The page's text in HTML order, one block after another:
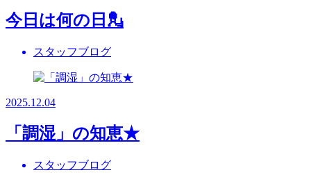
今日は何の日💂
スタッフブログ
2025.12.04
「調湿」の知恵★
スタッフブログ